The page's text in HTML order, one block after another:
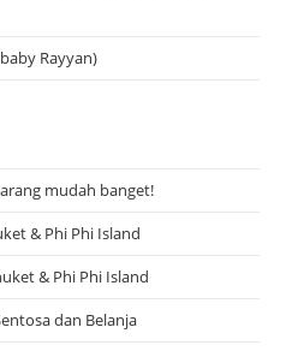
Rayyan)
mudah banget!
& Phi Phi Island
& Phi Phi Island
dan Belanja